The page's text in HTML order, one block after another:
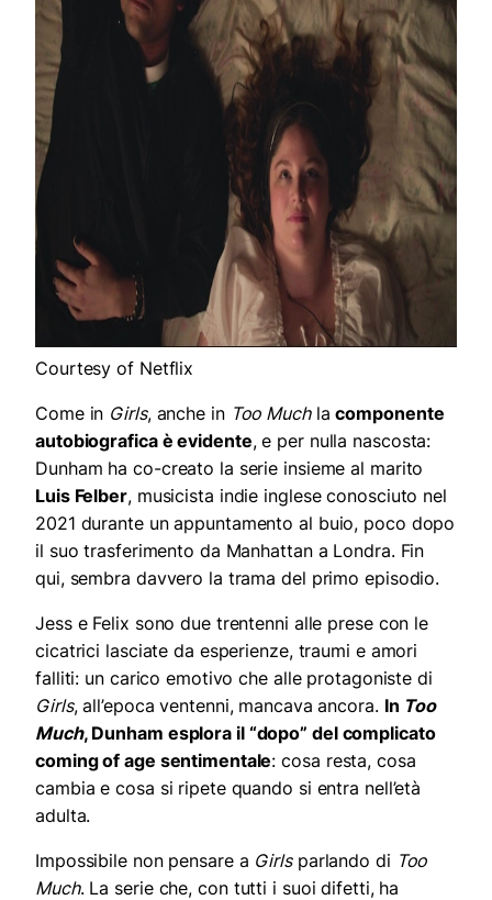
Courtesy of Netflix
Come in Girls, anche in Too Muchlacomponente
autobiografica è evidente, e per nulla nascosta:
Dunham ha co-creato la serie insieme al marito
Luis Felber, musicista indie inglese conosciuto nel
2021 durante un appuntamento al buio, poco dopo
il suo trasferimento da Manhattan a Londra. Fin
qui, sembra davvero la trama del primo episodio.
Jess e Felix sono due trentenni alle prese con le
cicatrici lasciate da esperienze, traumi e amori
falliti: un carico emotivo che alle protagoniste di
Girls, all’epoca ventenni, mancava ancora. In Too
Much, Dunham esplora il “dopo” del complicato
coming of age sentimentale: cosa resta, cosa
cambia e cosa si ripete quando si entra nell’età
adulta.
Impossibile non pensare a Girlsparlando di Too
Much. La serie che, con tutti i suoi difetti, ha